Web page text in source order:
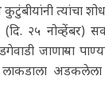
कुटुंबीयांनी त्यांचा
२५ नोव्हेंबर)
जाणाऱ्या
लाकडाला